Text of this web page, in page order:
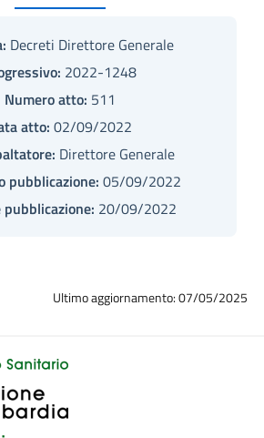
Decreti Direttore Generale
2022-1248
Numero atto: 511
atto: 02/09/2022
Direttore Generale
pubblicazione: 05/09/2022
20/09/2022
Ultimo aggiornamento: 07/05/2025